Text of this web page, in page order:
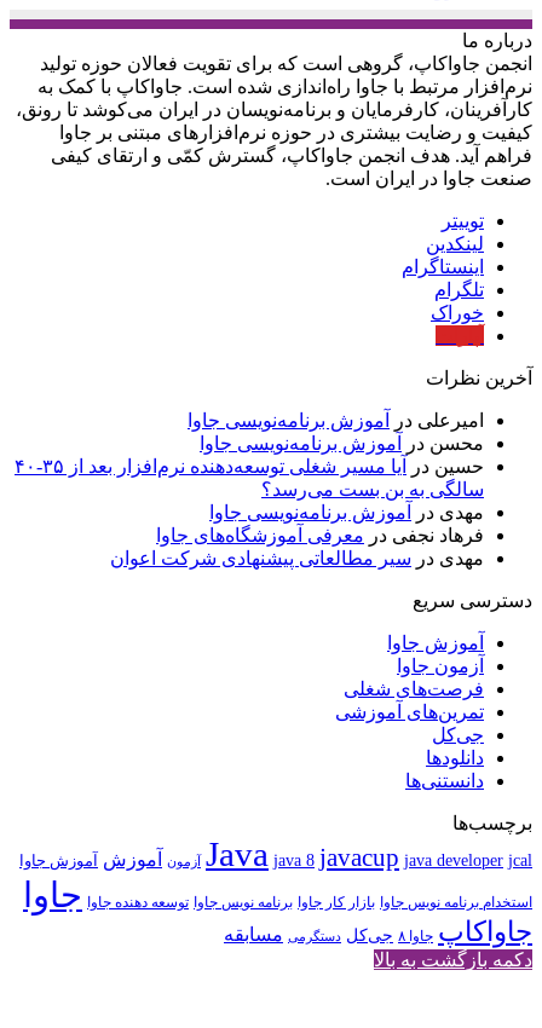
درباره‌ ما
انجمن جاواکاپ، گروهی است که برای تقویت فعالان حوزه‌ تولید
نرم‌افزار مرتبط با جاوا راه‌اندازی شده است. جاواکاپ با کمک به
کارآفرینان، کارفرمایان و برنامه‌نویسان در ایران می‌کوشد تا رونق،
کیفیت و رضایت بیشتری در حوزه‌ نرم‌افزارهای مبتنی بر جاوا
فراهم آید. هدف انجمن جاواکاپ، گسترش کمّی و ارتقای کیفی
صنعت جاوا در ایران است.
توییتر
لینکدین
اینستاگرام
تلگرام
خوراک
آخرین نظرات
امیرعلی در
آموزش برنامه‌نویسی جاوا
محسن در
آموزش برنامه‌نویسی جاوا
حسین در
آیا مسیر شغلی توسعه‌دهنده نرم‌افزار بعد از ۳۵-۴۰
سالگی به بن بست می‌رسد؟
مهدی در
آموزش برنامه‌نویسی جاوا
فرهاد نجفی در معرفی آموزشگاه‌های جاوا
مهدی در سیر مطالعاتی پیشنهادی شرکت اعوان
دسترسی سریع
آموزش جاوا
آزمون جاوا
فرصت‌های شغلی
تمرین‌های آموزشی
جی‌کل
دانلودها
دانستنی‌ها
برچسب‌ها
Java java 8 javacup java developer jcal آزمون آموزش آموزش جاوا
استخدام برنامه نویس جاوا بازار کار جاوا برنامه نویس جاوا توسعه دهنده جاوا جاوا
جاواکاپ جاوا ۸ جی‌کل دستگرمی مسابقه
دکمه بازگشت به بالا